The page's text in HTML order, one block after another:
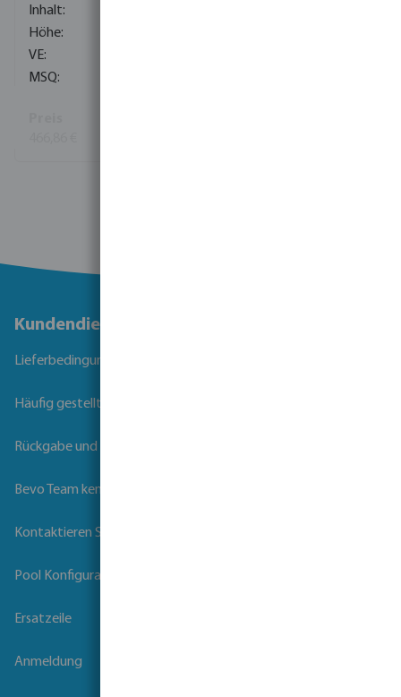
Kundendienst
Lieferbedingungen
Häufig gestellte Fragen
Rückgabe und Garantie
Bevo Team kennenlernen
Kontaktieren Sie uns
Pool Konfigurator
Ersatzeile
Anmeldung